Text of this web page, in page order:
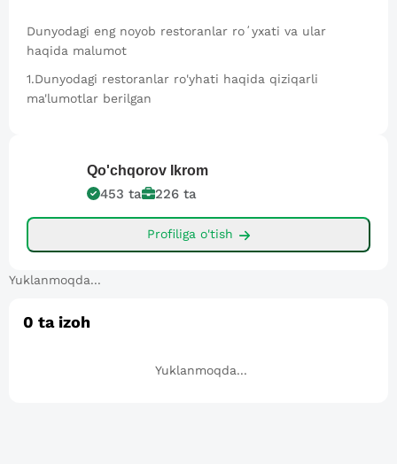
Dunyodagi eng noyob restoranlar roʻyxati va ular
haqida malumot
1.Dunyodagi restoranlar ro'yhati haqida qiziqarli
ma'lumotlar berilgan
Qo'chqorov Ikrom
453 ta 226 ta
Profiliga o'tish
Yuklanmoqda...
0 ta izoh
Yuklanmoqda...